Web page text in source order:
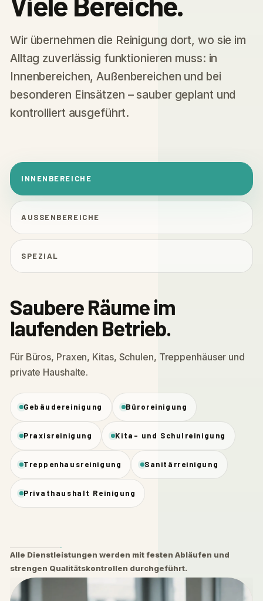
Wir übernehmen die Reinigung dort, wo sie im
Alltag zuverlässig funktionieren muss: in
Innenbereichen, Außenbereichen und bei
besonderen Einsätzen – sauber geplant und
kontrolliert ausgeführt.
INNENBEREICHE
AUSSENBEREICHE
SPEZIAL
Saubere Räume im
laufenden Betrieb.
Für Büros, Praxen, Kitas, Schulen, Treppenhäuser und
private Haushalte.
Gebäudereinigung Büroreinigung
Praxisreinigung Kita- und Schulreinigung
Treppenhausreinigung Sanitärreinigung
Privathaushalt Reinigung
Alle Dienstleistungen werden mit festen Abläufen und
strengen Qualitätskontrollen durchgeführt.